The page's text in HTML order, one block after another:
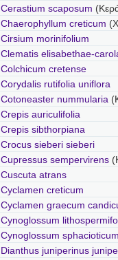
Cerastium scaposum
Chaerophyllum creticum
Cirsium morinifolium
Clematis elisabethae-
Colchicum cretense
Corydalis rutifolia uniflora
Cotoneaster nummularia
Crepis auriculifolia
Crepis sibthorpiana
Crocus sieberi sieberi
Cupressus sempervirens
Cuscuta atrans
Cyclamen creticum
Cyclamen graecum
Cynoglossum
Cynoglossum
Dianthus juniperinus